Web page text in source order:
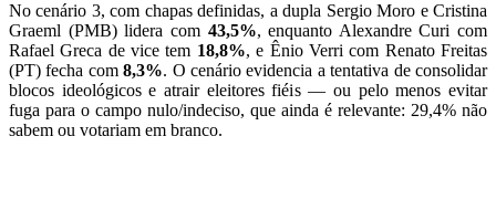
No cenário 3, com chapas definidas, a dupla Sergio Moro e Cristina
Graeml (PMB) lidera com 43,5%, enquanto Alexandre Curi com
Rafael Greca de vice tem 18,8%, e Ênio Verri com Renato Freitas
(PT) fecha com8,3%. O cenário evidencia a tentativa de consolidar
blocos ideológicos e atrair eleitores fiéis — ou pelo menos evitar
fuga para o campo nulo/indeciso, que ainda é relevante: 29,4% não
sabem ou votariam em branco.